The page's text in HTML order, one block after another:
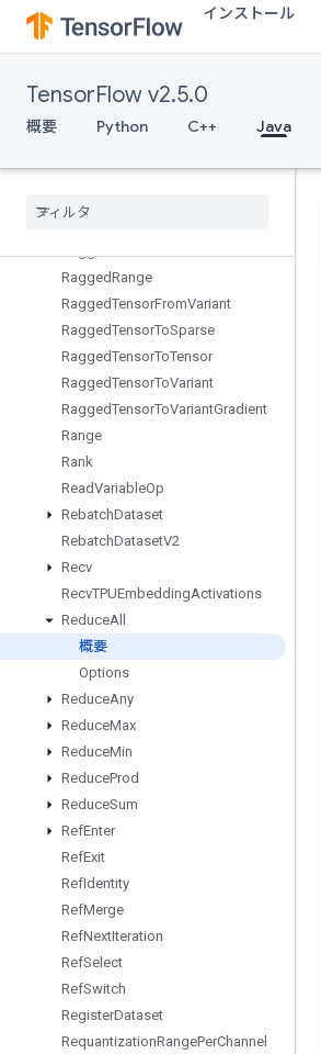
インストール
TensorFlow v2.5.0
概要 Python C++ Java
QuantizedMatMulWithBias
QuantizedMatMulWithBiasAndDequantize
QuantizedMatMulWithBiasAndRequantize
RaggedBincount
RaggedRange
RaggedTensorFromVariant
RaggedTensorToSparse
RaggedTensorToTensor
RaggedTensorToVariant
RaggedTensorToVariantGradient
Range
Rank
ReadVariableOp
RebatchDataset
RebatchDatasetV2
Recv
RecvTPUEmbeddingActivations
ReduceAll
概要
Options
ReduceAny
ReduceMax
ReduceMin
ReduceProd
ReduceSum
RefEnter
RefExit
RefIdentity
RefMerge
RefNextIteration
RefSelect
RefSwitch
RegisterDataset
RequantizationRangePerChannel